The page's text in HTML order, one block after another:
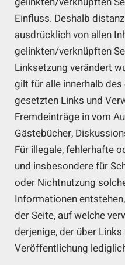
Einfluss. Deshalb
ausdrücklich von allen
gelinkten/verknüpften
Linksetzung verändert
gilt für alle innerhalb
gesetzten Links und
Fremdeinträge in vom
Gästebücher,
Für illegale, fehlerhafte
und insbesondere für
oder Nichtnutzung
Informationen
der Seite, auf welche
derjenige, der über
Veröffentlichung